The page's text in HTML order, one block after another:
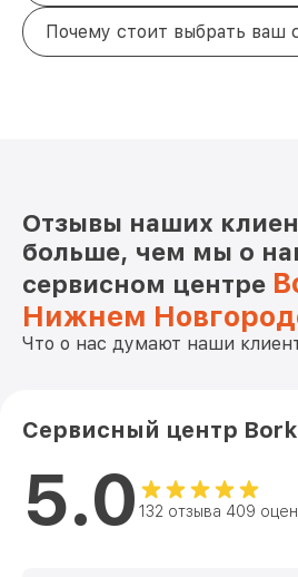
Почему стоит выбрать ваш
Отзывы наших
больше, чем мы о
сервисном центре
Нижнем
Что о нас думают наши
Сервисный центр Bork
5.0 132 отзыва 409